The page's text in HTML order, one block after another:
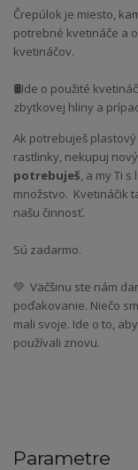
Črepúlok je miesto,
potrebné kvetináče a
kvetináčov.
🛢Ide o použité
zbytkovej hliny a
Ak potrebuješ
rastlinky, nekupuj
potrebuješ, a my Ti
množstvo. Kvetináčik
našu činnosť.
Sú zadarmo.
💚 Väčšinu ste nám
poďakovanie. Niečo
mali svoje. Ide o to,
používali znovu.
Parametre